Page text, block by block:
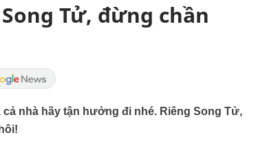
Tử, đừng chần
nhà hãy tận hưởng đi nhé. Riêng Song Tử,